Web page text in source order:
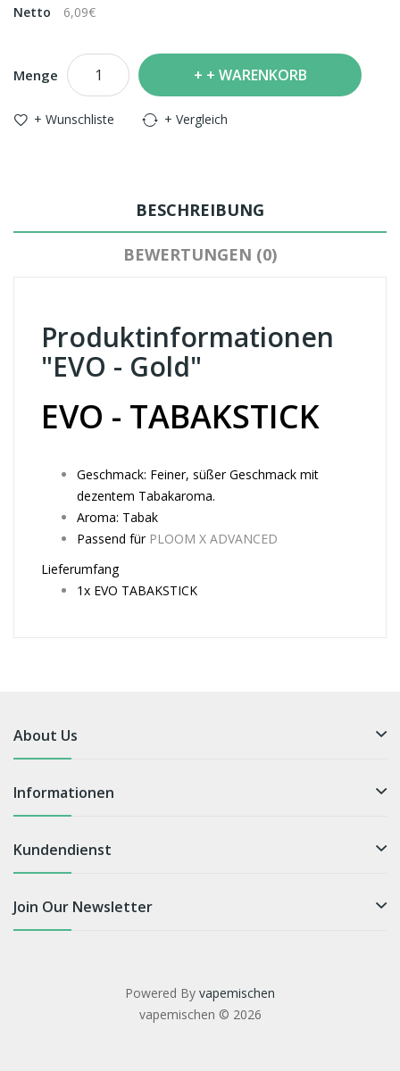
Netto
6,09€
Menge + WARENKORB
+ Wunschliste + Vergleich
BESCHREIBUNG
BEWERTUNGEN (0)
Produktinformationen
"EVO - Gold"
EVO - TABAKSTICK
Geschmack: Feiner, süßer Geschmack mit
dezentem Tabakaroma.
Aroma: Tabak
Passend für PLOOM X ADVANCED
Lieferumfang
1x EVO TABAKSTICK
About Us
Informationen
Kundendienst
Join Our Newsletter
Powered By vapemischen
vapemischen © 2026